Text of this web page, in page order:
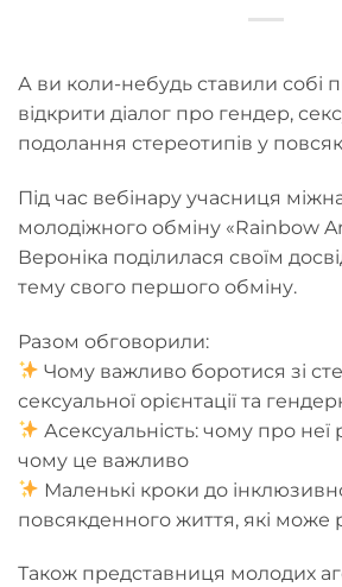
А ви коли-небудь ставили собі
відкрити діалог про гендер,
подолання стереотипів у
Під час вебінару учасниця
молодіжного обміну «Rainbow
Вероніка поділилася своїм
тему свого першого обміну.
Разом обговорили:
Чому важливо боротися зі
сексуальної орієнтації та
Асексуальність: чому про неї
чому це важливо
Маленькі кроки до
повсякденного життя, які може
Також представниця молодих